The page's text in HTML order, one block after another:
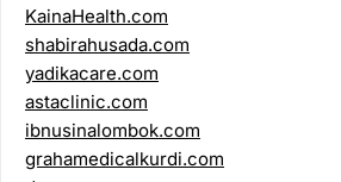
KainaHealth.com
shabirahusada.com
yadikacare.com
astaclinic.com
ibnusinalombok.com
grahamedicalkurdi.com